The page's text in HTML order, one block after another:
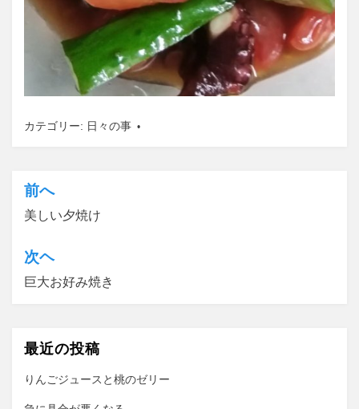
カテゴリー: 日々の事
投
稿
ナ
ビ
シ
ョ
前へ
美しい夕焼け
次ヘ
巨大お好み焼き
最近の投稿
りんごジュースと桃のゼリー